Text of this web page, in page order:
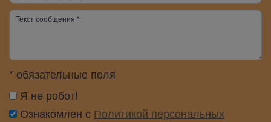
* обязательные поля
Я не робот!
Ознакомлен с Политикой персональных